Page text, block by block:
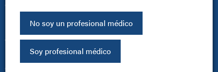
No soy un profesional médico
Soy profesional médico
Gastroenterología
Neumología
Otros
Inversores
Otros